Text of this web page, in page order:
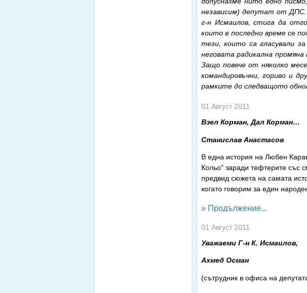
независим) депутат от
г-н Исмаилов, стига да
които в последно време се
тези, които са гласували
неговата радикална
Защо повече от няколко
командировъчни, гориво и
рамките до следващото
01 Август 2011
Взел Корман, Дал Корман…
Станислав Анастасов
В една история на Любен
Кольо” заради тефтерите със
предвид сюжета на самата
когато говорим за един
» Продължение...
01 Август 2011
Уважаеми Г-н К. Исмаилов,
Ахмед Осман
(сътрудник в офиса на